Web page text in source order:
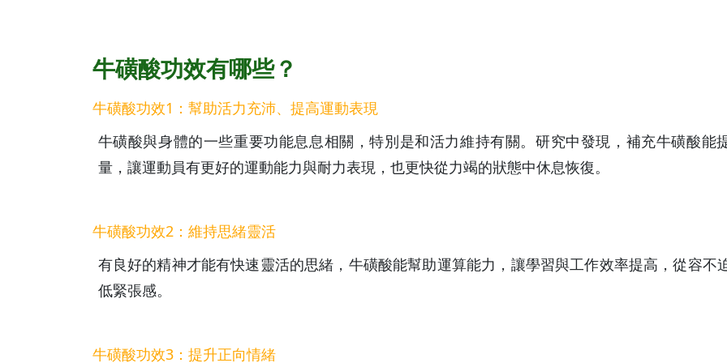
牛磺酸功效有哪些？
牛磺酸功效1：幫助活力充沛、提高運動表現
牛磺酸與身體的一些重要功能息息相關，特別是和活力維持有關。研究中發現，補充牛磺酸能
量，讓運動員有更好的運動能力與耐力表現，也更快從力竭的狀態中休息恢復。
牛磺酸功效2：維持思緒靈活
有良好的精神才能有快速靈活的思緒，牛磺酸能幫助運算能力，讓學習與工作效率提高，從容不
低緊張感。
牛磺酸功效3：提升正向情緒